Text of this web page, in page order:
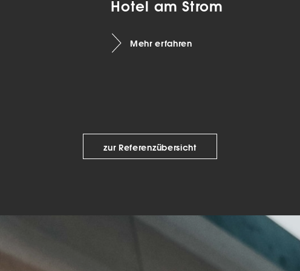
Hotel am Strom
Mehr erfahren
zur Referenzübersicht
Marketing-Cookies werden von Drittanbietern oder Publishern verwendet, um
personalisierte Werbung anzuzeigen. Sie tun dies, indem sie Besucher über Websites